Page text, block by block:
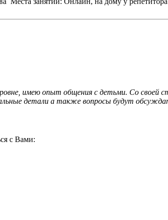
имею опыт общения с детьми. Со своей
детали а также вопросы будут
с Вами: